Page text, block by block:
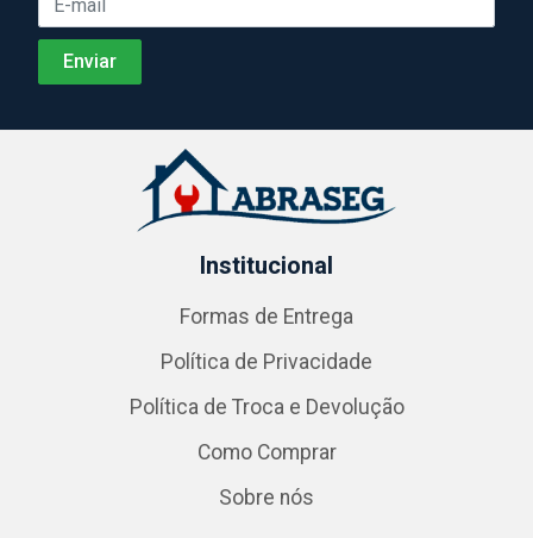
Institucional
Formas de Entrega
Política de Privacidade
Política de Troca e Devolução
Como Comprar
Sobre nós